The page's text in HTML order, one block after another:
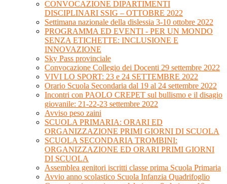
CONVOCAZIONE DIPARTIMENTI
DISCIPLINARI SSIG – OTTOBRE 2022
Settimana nazionale della dislessia 3-10 ottobre 2022
PROGRAMMA ED EVENTI - PER UN MONDO
SENZA ETICHETTE: INCLUSIONE E
INNOVAZIONE
Sky Pass provinciale
Convocazione Collegio dei Docenti 29 settembre 2022
VIVI LO SPORT: 23 e 24 SETTEMBRE 2022
Orario Scuola Secondaria dal 19 al 24 settembre 2022
Incontri con PAOLO CREPET sul bullismo e il disagio
giovanile: 21-22-23 settembre 2022
Avviso peso zaini
SCUOLA PRIMARIA: ORARI ED
ORGANIZZAZIONE PRIMI GIORNI DI SCUOLA
SCUOLA SECONDARIA TROMBINI:
ORGANIZZAZIONE ED ORARI PRIMI GIORNI
DI SCUOLA
Assemblea genitori iscritti classe prima Scuola Primaria
Avvio anno scolastico Scuola Infanzia Quadrifoglio